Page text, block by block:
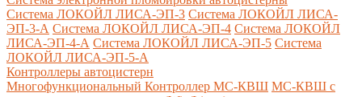
Система ЛОКОЙЛ ЛИСА-ЭП-3 Система ЛОКОЙЛ ЛИСА-
ЭП-3-А Система ЛОКОЙЛ ЛИСА-ЭП-4 Система ЛОКОЙЛ
ЛИСА-ЭП-4-А Система ЛОКОЙЛ ЛИСА-ЭП-5 Система
ЛОКОЙЛ ЛИСА-ЭП-5-А
Контроллеры автоцистерн
Многофункциональный Контроллер МС-КВШ МС-КВШ с